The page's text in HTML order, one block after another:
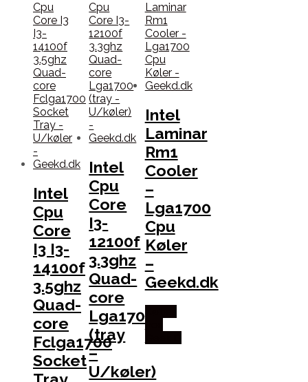
Intel
Cpu
Core
I3 I3-
14100f
3.5ghz
Quad-
core
Fclga1700
Socket
Intel
Cpu
Core
I3-
12100f
3.3ghz
Quad-
core
Lga1700
(tray
–
U/køler)
Intel
Laminar
Rm1
Cooler
–
Lga1700
Cpu
Køler
–
Geekd.dk
hos